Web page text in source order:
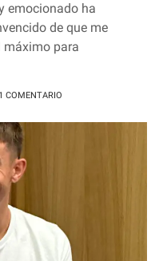
emocionado ha
de que me
máximo para
1 COMENTARIO